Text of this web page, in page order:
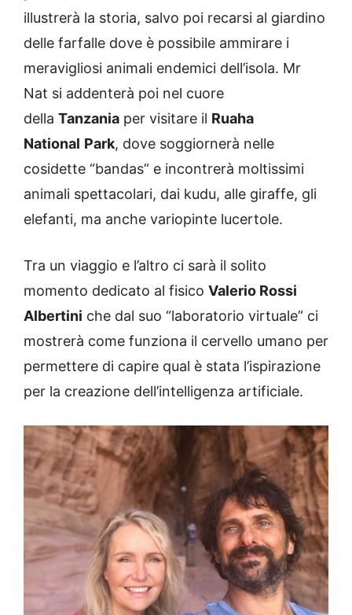
illustrerà la storia, salvo poi recarsi al giardino
delle farfalle dove è possibile ammirare i
meravigliosi animali endemici dell’isola. Mr
Nat si addenterà poi nel cuore
della Tanzania per visitare il Ruaha
National Park, dove soggiornerà nelle
cosidette “bandas” e incontrerà moltissimi
animali spettacolari, dai kudu, alle giraffe, gli
elefanti, ma anche variopinte lucertole.
Tra un viaggio e l’altro ci sarà il solito
momento dedicato al fisico Valerio Rossi
Albertini che dal suo “laboratorio virtuale” ci
mostrerà come funziona il cervello umano per
permettere di capire qual è stata l’ispirazione
per la creazione dell’intelligenza artificiale.